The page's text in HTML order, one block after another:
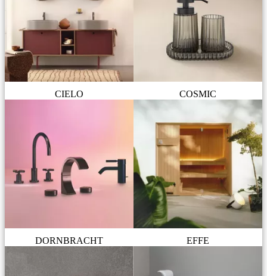
CIELO COSMIC
DORNBRACHT EFFE